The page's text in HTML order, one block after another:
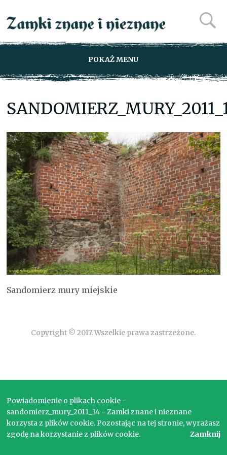
POKAŻ MENU
Sandomierz mury miejskie
Copyright © 2017. Wszelkie prawa zastrzeżone.
Powiadomienie o plikach cookie -
sandomierz_mury_2011_14 - Zamki znane i nieznane
korzysta z plików cookie. Pozostając na tej stronie, wyrażasz
zgodę na korzystanie z plików cookie.
Zamknij